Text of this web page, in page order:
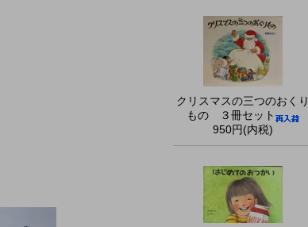
クリスマスの三つのおくり
もの ３冊セット
950円(内税)